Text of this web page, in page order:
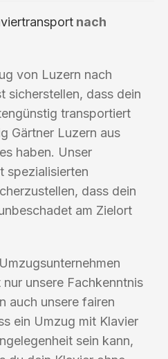
nach
von Luzern nach
sicherstellen, dass dein
transportiert
Gärtner Luzern aus
haben. Unser
spezialisierten
dass dein
am Zielort
unsere Fachkenntnis
auch unsere fairen
ein Umzug mit Klavier
sein kann,